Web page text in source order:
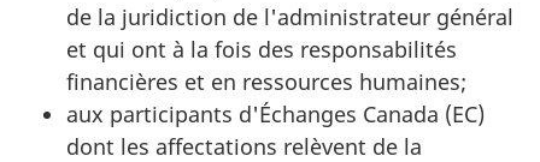
de la juridiction de l'administrateur général
et qui ont à la fois des responsabilités
financières et en ressources humaines;
aux participants d'Échanges Canada (EC)
dont les affectations relèvent de la